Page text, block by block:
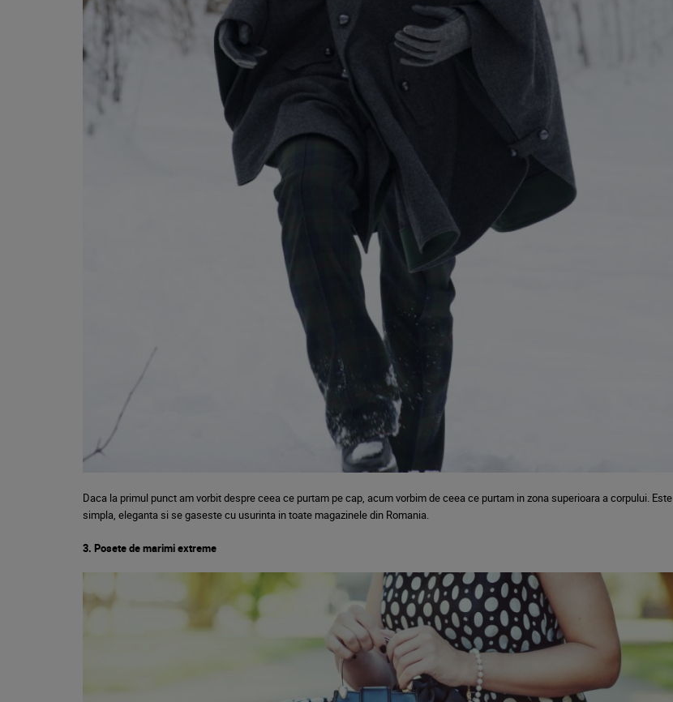
Daca la primul punct am vorbit despre ceea ce purtam pe cap, acum vorbim de ceea ce purtam in zona superioara a corpului. Este
simpla, eleganta si se gaseste cu usurinta in toate magazinele din Romania.
3. Posete de marimi extreme